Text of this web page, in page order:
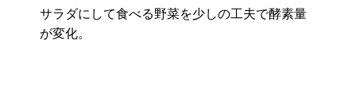
サラダにして食べる野菜を少しの工夫で酵素量
が変化。